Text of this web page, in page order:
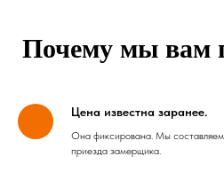
Почему мы вам
Цена известна заранее.
Она фиксирована. Мы
приезда замерщика.